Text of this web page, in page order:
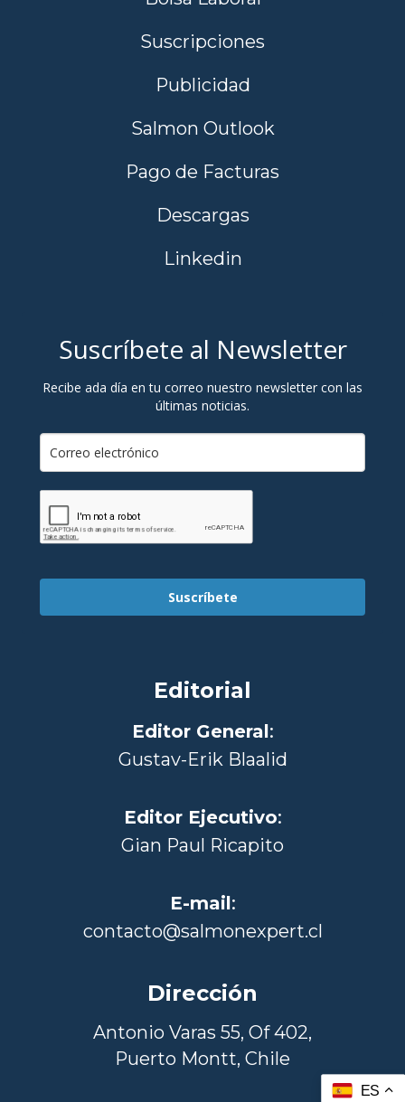
Suscripciones
Publicidad
Salmon Outlook
Pago de Facturas
Descargas
Linkedin
Suscríbete al Newsletter
Recibe ada día en tu correo nuestro newsletter con las
últimas noticias.
Suscríbete
Editorial
Editor General:
Gustav-Erik Blaalid
Editor Ejecutivo:
Gian Paul Ricapito
E-mail:
contacto@salmonexpert.cl
Dirección
Antonio Varas 55, Of 402,
Puerto Montt, Chile
ES